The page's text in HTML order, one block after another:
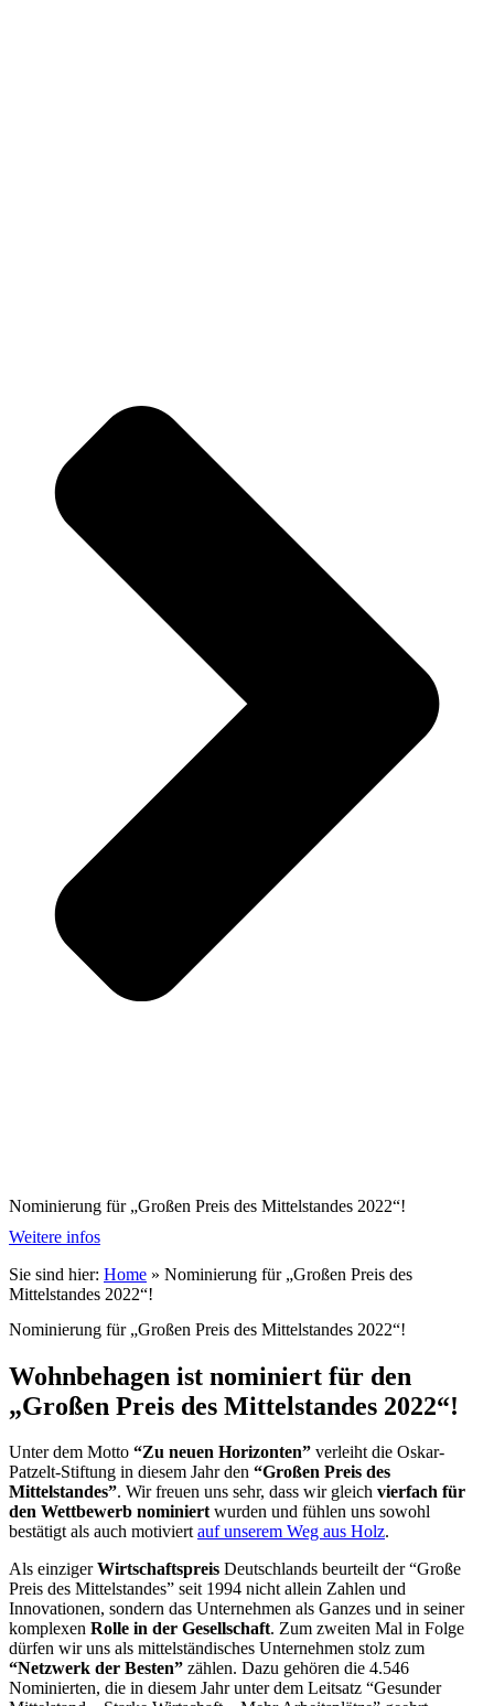
Nominierung für „Großen Preis des Mittelstandes 2022“!
Weitere infos
Sie sind hier: Home » Nominierung für „Großen Preis des
Mittelstandes 2022“!
Nominierung für „Großen Preis des Mittelstandes 2022“!
Wohnbehagen ist nominiert für den
„Großen Preis des Mittelstandes 2022“!
Unter dem Motto “Zu neuen Horizonten” verleiht die Oskar-
Patzelt-Stiftung in diesem Jahr den “Großen Preis des
Mittelstandes”. Wir freuen uns sehr, dass wir gleich vierfach für
den Wettbewerb nominiertwurden und fühlen uns sowohl
bestätigt als auch motiviertauf unserem Weg aus Holz.
Als einzigerWirtschaftspreis Deutschlands beurteilt der “Große
Preis des Mittelstandes” seit 1994 nicht allein Zahlen und
Innovationen, sondern das Unternehmen als Ganzes und in seiner
komplexen Rolle in der Gesellschaft. Zum zweiten Mal in Folge
dürfen wir uns als mittelständisches Unternehmen stolz zum
“Netzwerk der Besten” zählen. Dazu gehören die 4.546
Nominierten, die in diesem Jahr unter dem Leitsatz “Gesunder